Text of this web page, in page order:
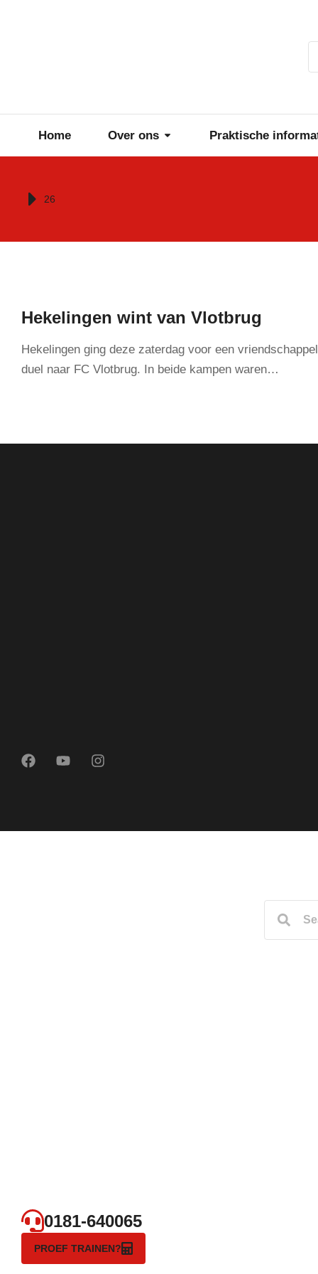
Home Over ons Praktische
Je bent hier:
26
Hekelingen wint van Vlotbrug
Hekelingen ging deze zaterdag voor een
duel naar FC Vlotbrug. In beide kampen waren…
0181-640065
PROEF TRAINEN?